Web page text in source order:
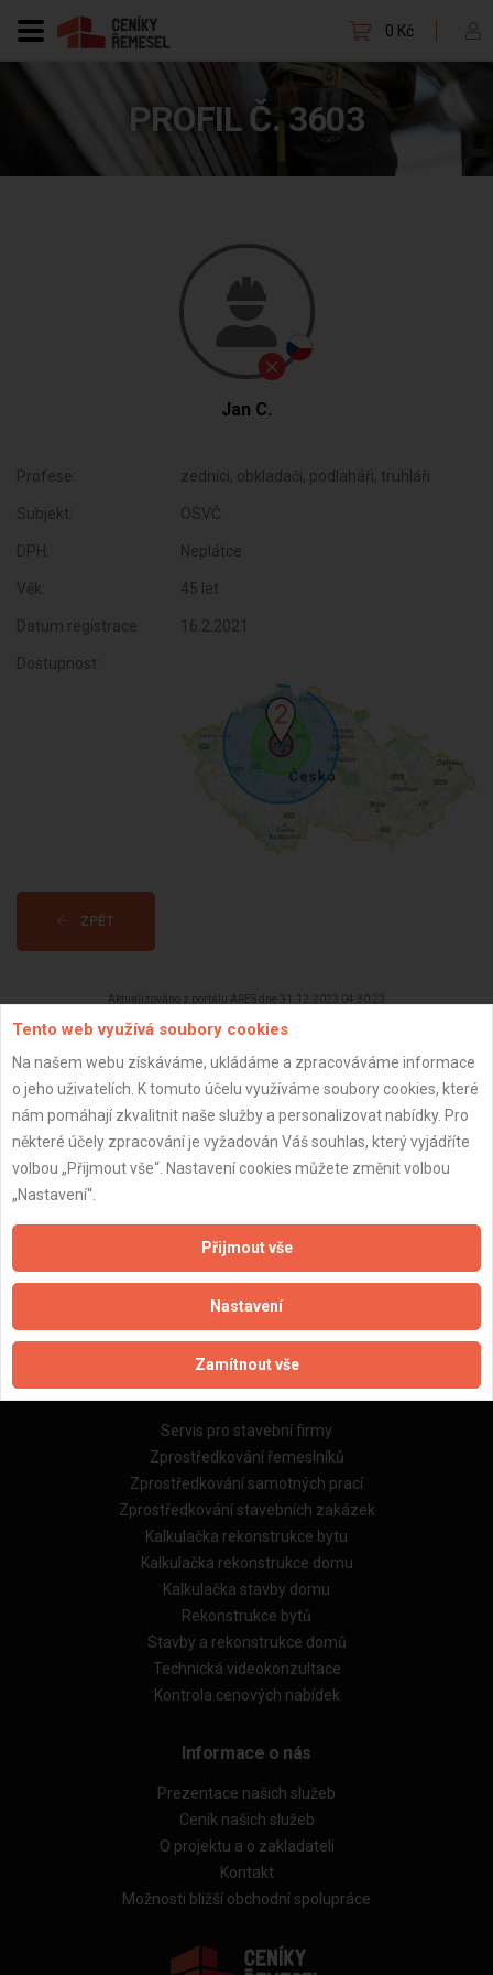
0 Kč
PROFIL Č. 3603
Jan C.
Profese: zedníci, obkladači, podlaháři, truhláři
Subjekt: OSVČ
DPH: Neplátce
Věk: 45 let
Datum registrace: 16.2.2021
Dostupnost:
ZPĚT
Aktualizováno z portálu ARES dne 31.12.2023 04:30:23
Důležité informace
Naše firmy a řemeslníci
Zásady pro používání souborů cookie
Obchodní podmínky (zprostředkování)
Obchodní podmínky (rozpočtování)
Reference
Naše excelové tabulky online
Naše služby
Servis pro stavební firmy
Zprostředkování řemeslníků
Zprostředkování samotných prací
Zprostředkování stavebních zakázek
Kalkulačka rekonstrukce bytu
Kalkulačka rekonstrukce domu
Kalkulačka stavby domu
Rekonstrukce bytů
Stavby a rekonstrukce domů
Technická videokonzultace
Kontrola cenových nabídek
Informace o nás
Prezentace našich služeb
Ceník našich služeb
O projektu a o zakladateli
Kontakt
Možnosti bližší obchodní spolupráce
Tento web využívá soubory cookies
Na našem webu získáváme, ukládáme a zpracováváme informace
o jeho uživatelích. K tomuto účelu využíváme soubory cookies, které
nám pomáhají zkvalitnit naše služby a personalizovat nabídky. Pro
některé účely zpracování je vyžadován Váš souhlas, který vyjádříte
volbou „Přijmout vše“. Nastavení cookies můžete změnit volbou
„Nastavení“.
Přijmout vše
Nastavení
Zamítnout vše